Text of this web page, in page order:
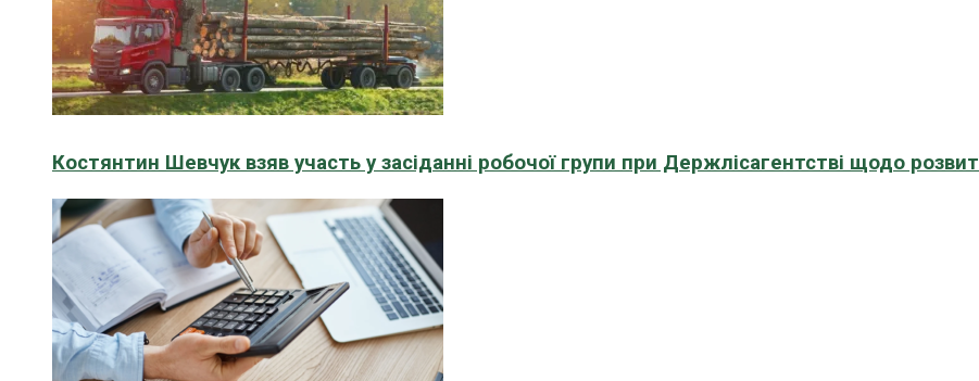
Костянтин Шевчук взяв участь у засіданні робочої групи при Держлісагентстві щодо